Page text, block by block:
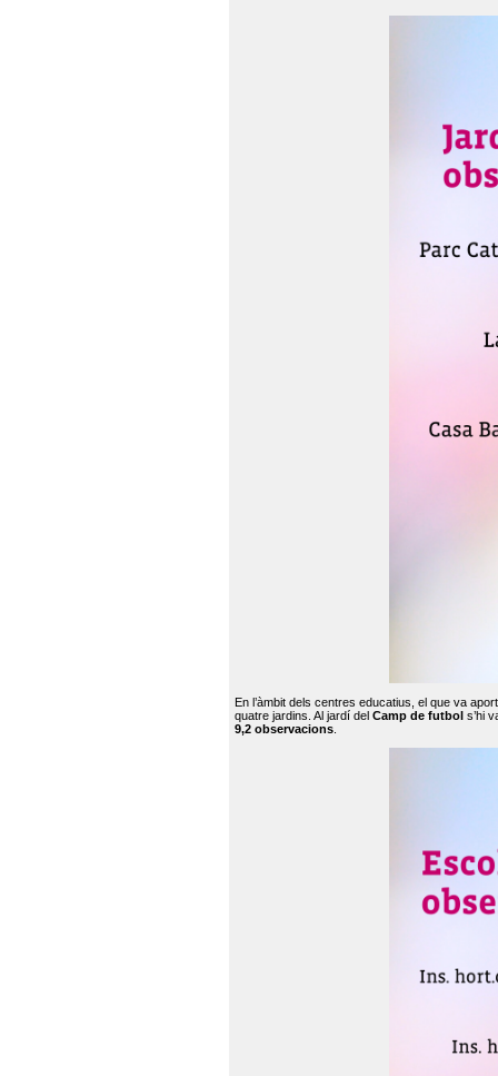
En l’àmbit dels centres educatius, el que va
quatre jardins. Al jardí del Camp de futbol s’hi
9,2 observacions